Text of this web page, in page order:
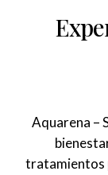
Aquarena –
tratamientos